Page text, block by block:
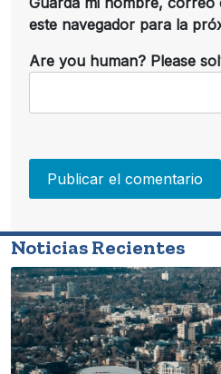
este navegador para la
Are you human? Please
Noticias Recientes